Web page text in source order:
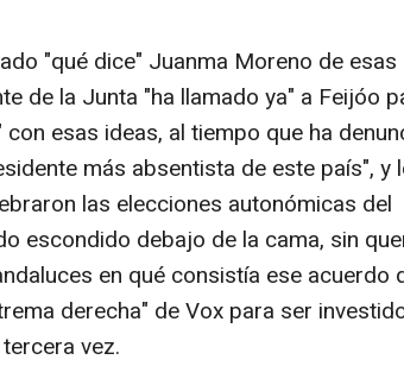
"qué dice" Juanma Moreno de esas
de la Junta "ha llamado ya" a Feijóo
esas ideas, al tiempo que ha
más absentista de este país", y
las elecciones autonómicas del
escondido debajo de la cama, sin
en qué consistía ese acuerdo
derecha" de Vox para ser
vez.